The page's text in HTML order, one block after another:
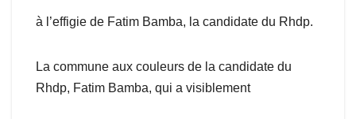
à l’effigie de Fatim Bamba, la candidate du Rhdp.
La commune aux couleurs de la candidate du
Rhdp, Fatim Bamba, qui a visiblement